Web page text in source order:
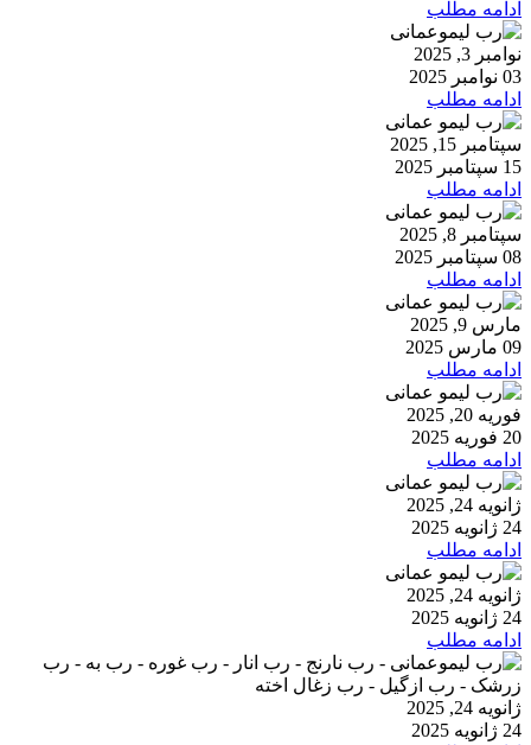
ادامه مطلب
نوامبر 3, 2025
03 نوامبر 2025
ادامه مطلب
سپتامبر 15, 2025
15 سپتامبر 2025
ادامه مطلب
سپتامبر 8, 2025
08 سپتامبر 2025
ادامه مطلب
مارس 9, 2025
09 مارس 2025
ادامه مطلب
فوریه 20, 2025
20 فوریه 2025
ادامه مطلب
ژانویه 24, 2025
24 ژانویه 2025
ادامه مطلب
ژانویه 24, 2025
24 ژانویه 2025
ادامه مطلب
ژانویه 24, 2025
24 ژانویه 2025